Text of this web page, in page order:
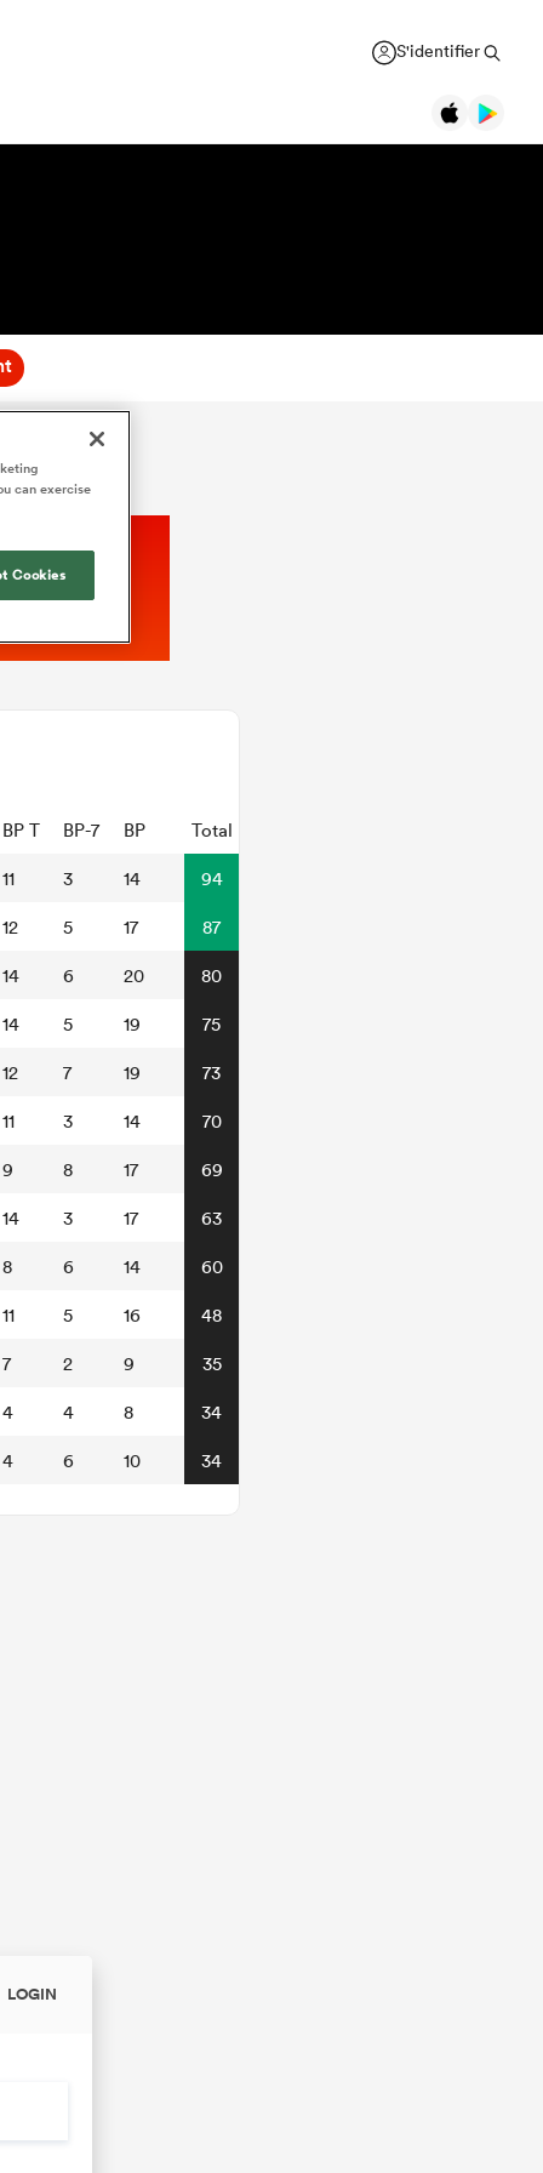
S'identifier
BP T BP-7 BP Total
11 3 14 94
12 5 17 87
14 6 20 80
14 5 19 75
12 7 19 73
11 3 14 70
9 8 17 69
14 3 17 63
8 6 14 60
11 5 16 48
7 2 9 35
4 4 8 34
4 6 10 34
LOGIN
can exercise
Cookies